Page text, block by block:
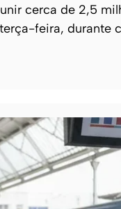
cerca de 2,5
feira, durante